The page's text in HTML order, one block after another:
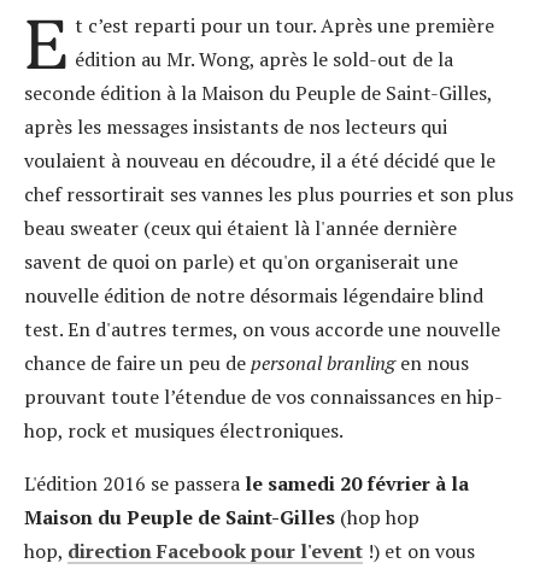
E t c’est reparti pour un tour. Après une première
édition au Mr. Wong, après le sold-out de la
seconde édition à la Maison du Peuple de Saint-Gilles,
après les messages insistants de nos lecteurs qui
voulaient à nouveau en découdre, il a été décidé que le
chef ressortirait ses vannes les plus pourries et son plus
beau sweater (ceux qui étaient là l'année dernière
savent de quoi on parle) et qu'on organiserait une
nouvelle édition de notre désormais légendaire blind
test. En d'autres termes, on vous accorde une nouvelle
chance de faire un peu depersonal branlingen nous
prouvant toute l’étendue de vos connaissances en hip-
hop, rock et musiques électroniques.
L'édition 2016 se passera le samedi 20 février à la
Maison du Peuple de Saint-Gilles (hop hop
hop, direction Facebook pour l'event !) et on vous